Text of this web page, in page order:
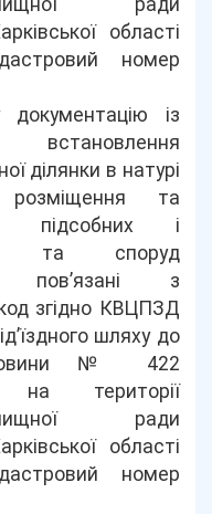
ради
області
номер
документацію із
ділянки в натурі
та
підсобних і
та споруд
пов’язані з
згідно КВЦПЗД
шляху до
№ 422
на території
ради
області
номер